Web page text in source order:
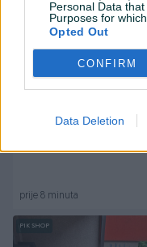
Personal Data
Purposes for
Opted Out
CONFIRM
Data Deletion
prije 8 minuta
PIK SHOP